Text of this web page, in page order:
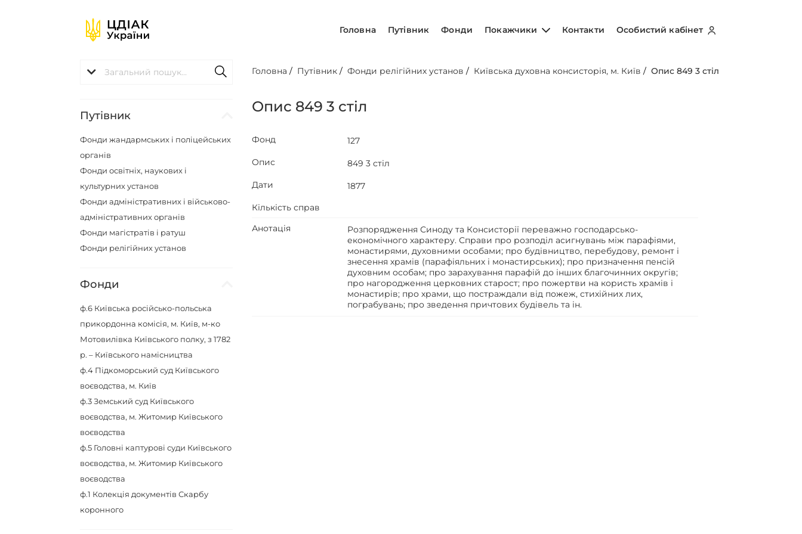
Головна Путівник Фонди Покажчики Контакти Особистий кабінет
Путівник
Фонди жандармських і поліцейських
органів
Фонди освітніх, наукових і
культурних установ
Фонди адміністративних і військово-
адміністративних органів
Фонди магістратів і ратуш
Фонди релігійних установ
Фонди
ф.6 Київська російсько-польська
прикордонна комісія, м. Київ, м-ко
Мотовилівка Київського полку, з 1782
р. – Київського намісництва
ф.4 Підкоморський суд Київського
воєводства, м. Київ
ф.3Земський суд Київського
воєводства, м. Житомир Київського
воєводства
ф.5 Головні каптурові суди Київського
воєводства, м. Житомир Київського
воєводства
ф.1 Колекція документів Скарбу
коронного
Головна / Путівник /Фонди релігійних установ / Київська духовна консисторія, м. Київ /Опис 849 3 стіл
Опис 849 3 стіл
Фонд
127
Опис
849 3 стіл
Дати
1877
Кількість справ
Анотація
Розпорядження Синоду та Консисторії переважно господарсько-
економічного характеру. Справи про розподіл асигнувань між парафіями,
монастирями, духовними особами; про будівництво, перебудову, ремонт і
знесення храмів (парафіяльних і монастирських); про призначення пенсій
духовним особам; про зарахування парафій до інших благочинних округів;
про нагородження церковних старост; про пожертви на користь храмів і
монастирів; про храми, що постраждали від пожеж, стихійних лих,
пограбувань; про зведення причтових будівель та ін.